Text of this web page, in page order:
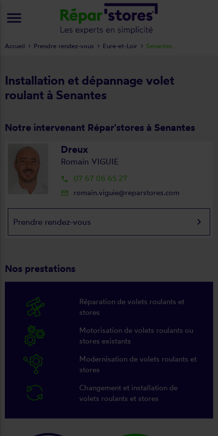
Installation et dépannage volet
roulant à Senantes
Notre intervenant Répar'stores à Senantes
Dreux
Romain VIGUIE
local_phone 07 67 06 65 27
mail_outline romain.viguie@reparstores.com
Prendre rendez-vous keyboard_arrow_right
Nos prestations
Réparation de volets roulants et
stores
Motorisation de volets roulants ou
stores existants
Modernisation de volets roulants et
stores
Changement et installation de
volets roulants et stores
Accueil Prendre rendez-vous Eure-et-Loir Senantes
menu